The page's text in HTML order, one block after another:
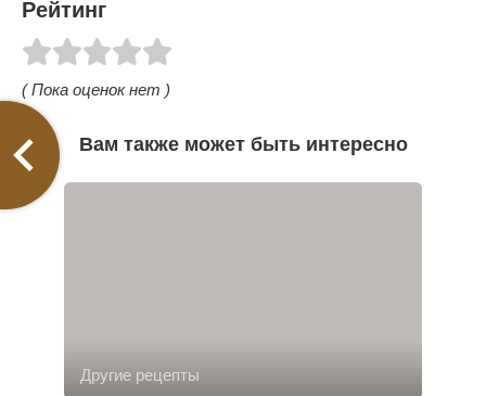
Рейтинг
( Пока оценок нет )
Вам также может быть интересно
Другие рецепты